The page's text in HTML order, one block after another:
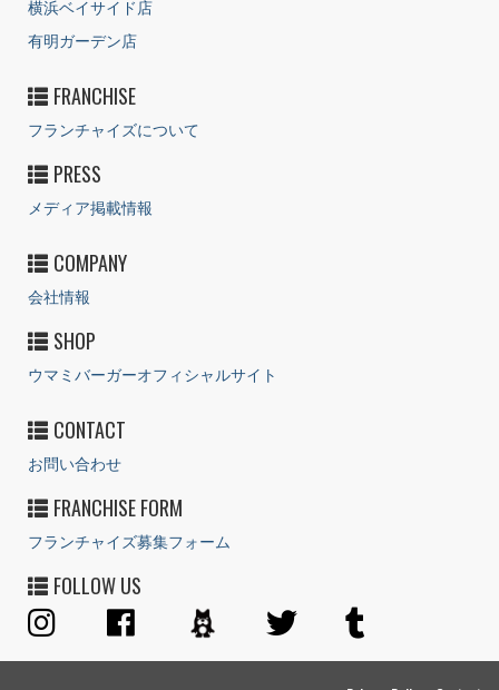
横浜ベイサイド店
有明ガーデン店
FRANCHISE
フランチャイズについて
PRESS
メディア掲載情報
COMPANY
会社情報
SHOP
ウマミバーガーオフィシャルサイト
CONTACT
お問い合わせ
FRANCHISE FORM
フランチャイズ募集フォーム
FOLLOW US